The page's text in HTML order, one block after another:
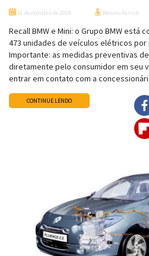
16 de outubro de 2020 Renato Parizzi
Recall BMW e Mini: o Grupo BMW
473 unidades de veículos elétricos
Importante: as medidas preventivas
diretamente pelo consumidor em seu
entrar em contato com a
CONTINUE LENDO